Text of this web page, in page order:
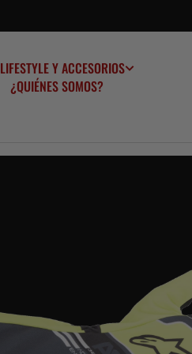
LIFESTYLE Y ACCESORIOS
¿QUIÉNES SOMOS?